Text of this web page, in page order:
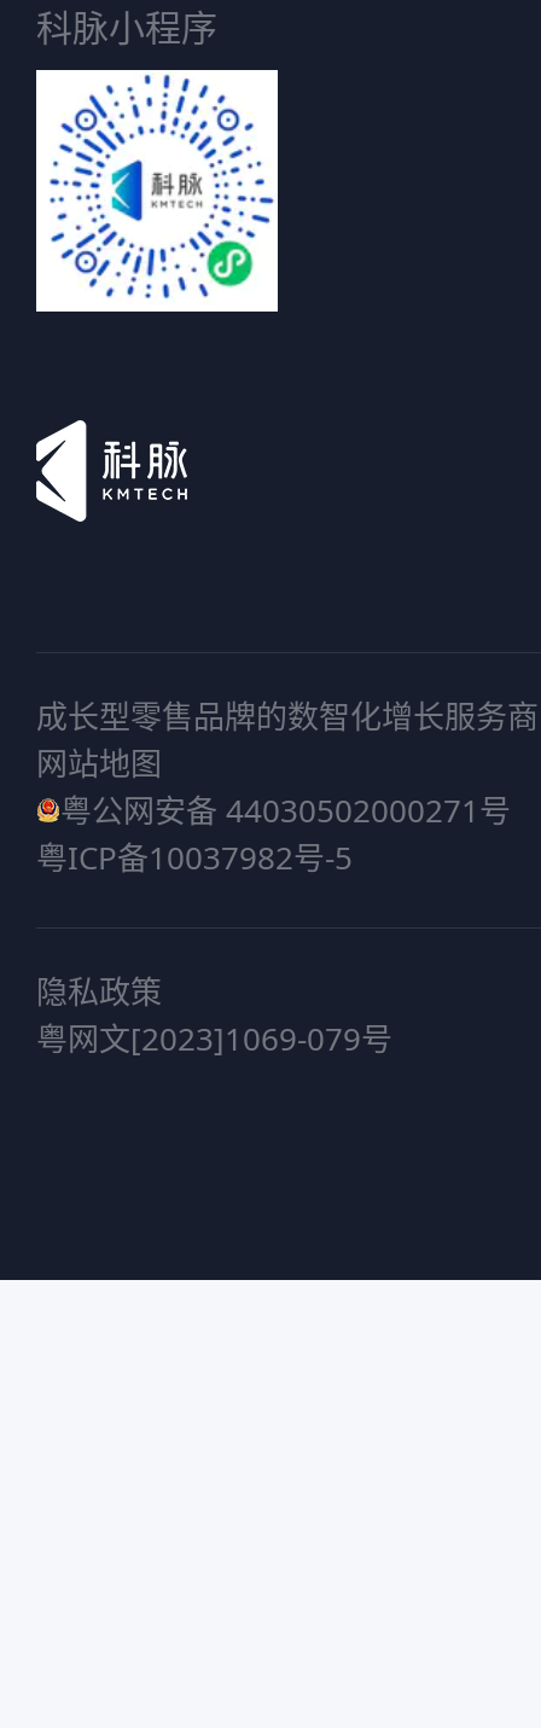
科脉小程序
成长型零售品牌的数智化增长服务商
网站地图
粤公网安备 44030502000271号
粤ICP备10037982号-5
隐私政策
粤网文[2023]1069-079号